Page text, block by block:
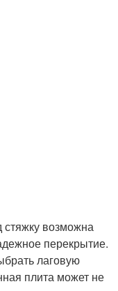
стяжку возможна
перекрытие.
лаговую
плита может не